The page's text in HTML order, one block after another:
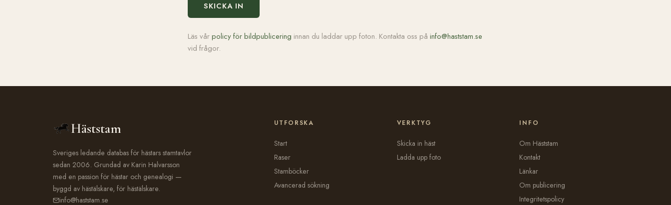
SKICKA IN
Läs vårpolicy för bildpublicering innan du laddar upp foton. Kontakta oss på info@haststam.se
vid frågor.
Häststam
Sveriges ledande databas för hästars stamtavlor
sedan 2006. Grundad av Karin Halvarsson
med en passion för hästar och genealogi —
byggd av hästälskare, för hästälskare.
info@haststam.se
UTFORSKA
Start
Raser
Stamböcker
Avancerad sökning
VERKTYG
Skicka in häst
Ladda upp foto
INFO
Om Häststam
Kontakt
Länkar
Om publicering
Integritetspolicy